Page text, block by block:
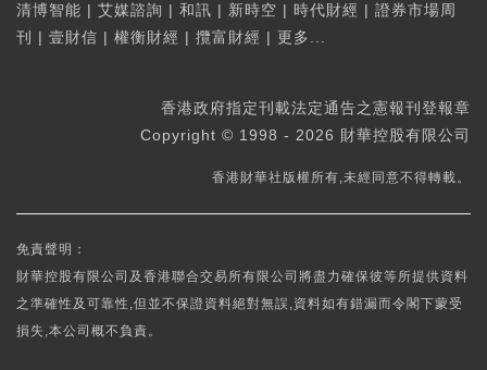
清博智能 | 艾媒諮詢 | 和訊 | 新時空 | 時代財經 | 證券市場周
刊
| 壹財信 | 權衡財經 | 攬富財經 | 更多...
香港政府指定刊載法定通告之憲報刊登報章
Copyright © 1998 - 2026 財華控股有限公司
香港財華社版權所有,未經同意不得轉載。
免責聲明：
財華控股有限公司及香港聯合交易所有限公司將盡力確保彼等所提供資料
之準確性及可靠性,但並不保證資料絕對無誤,資料如有錯漏而令閣下蒙受
損失,本公司概不負責。